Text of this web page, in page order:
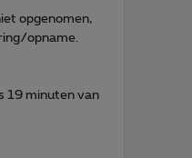
opgenomen,
opname.
19 minuten van